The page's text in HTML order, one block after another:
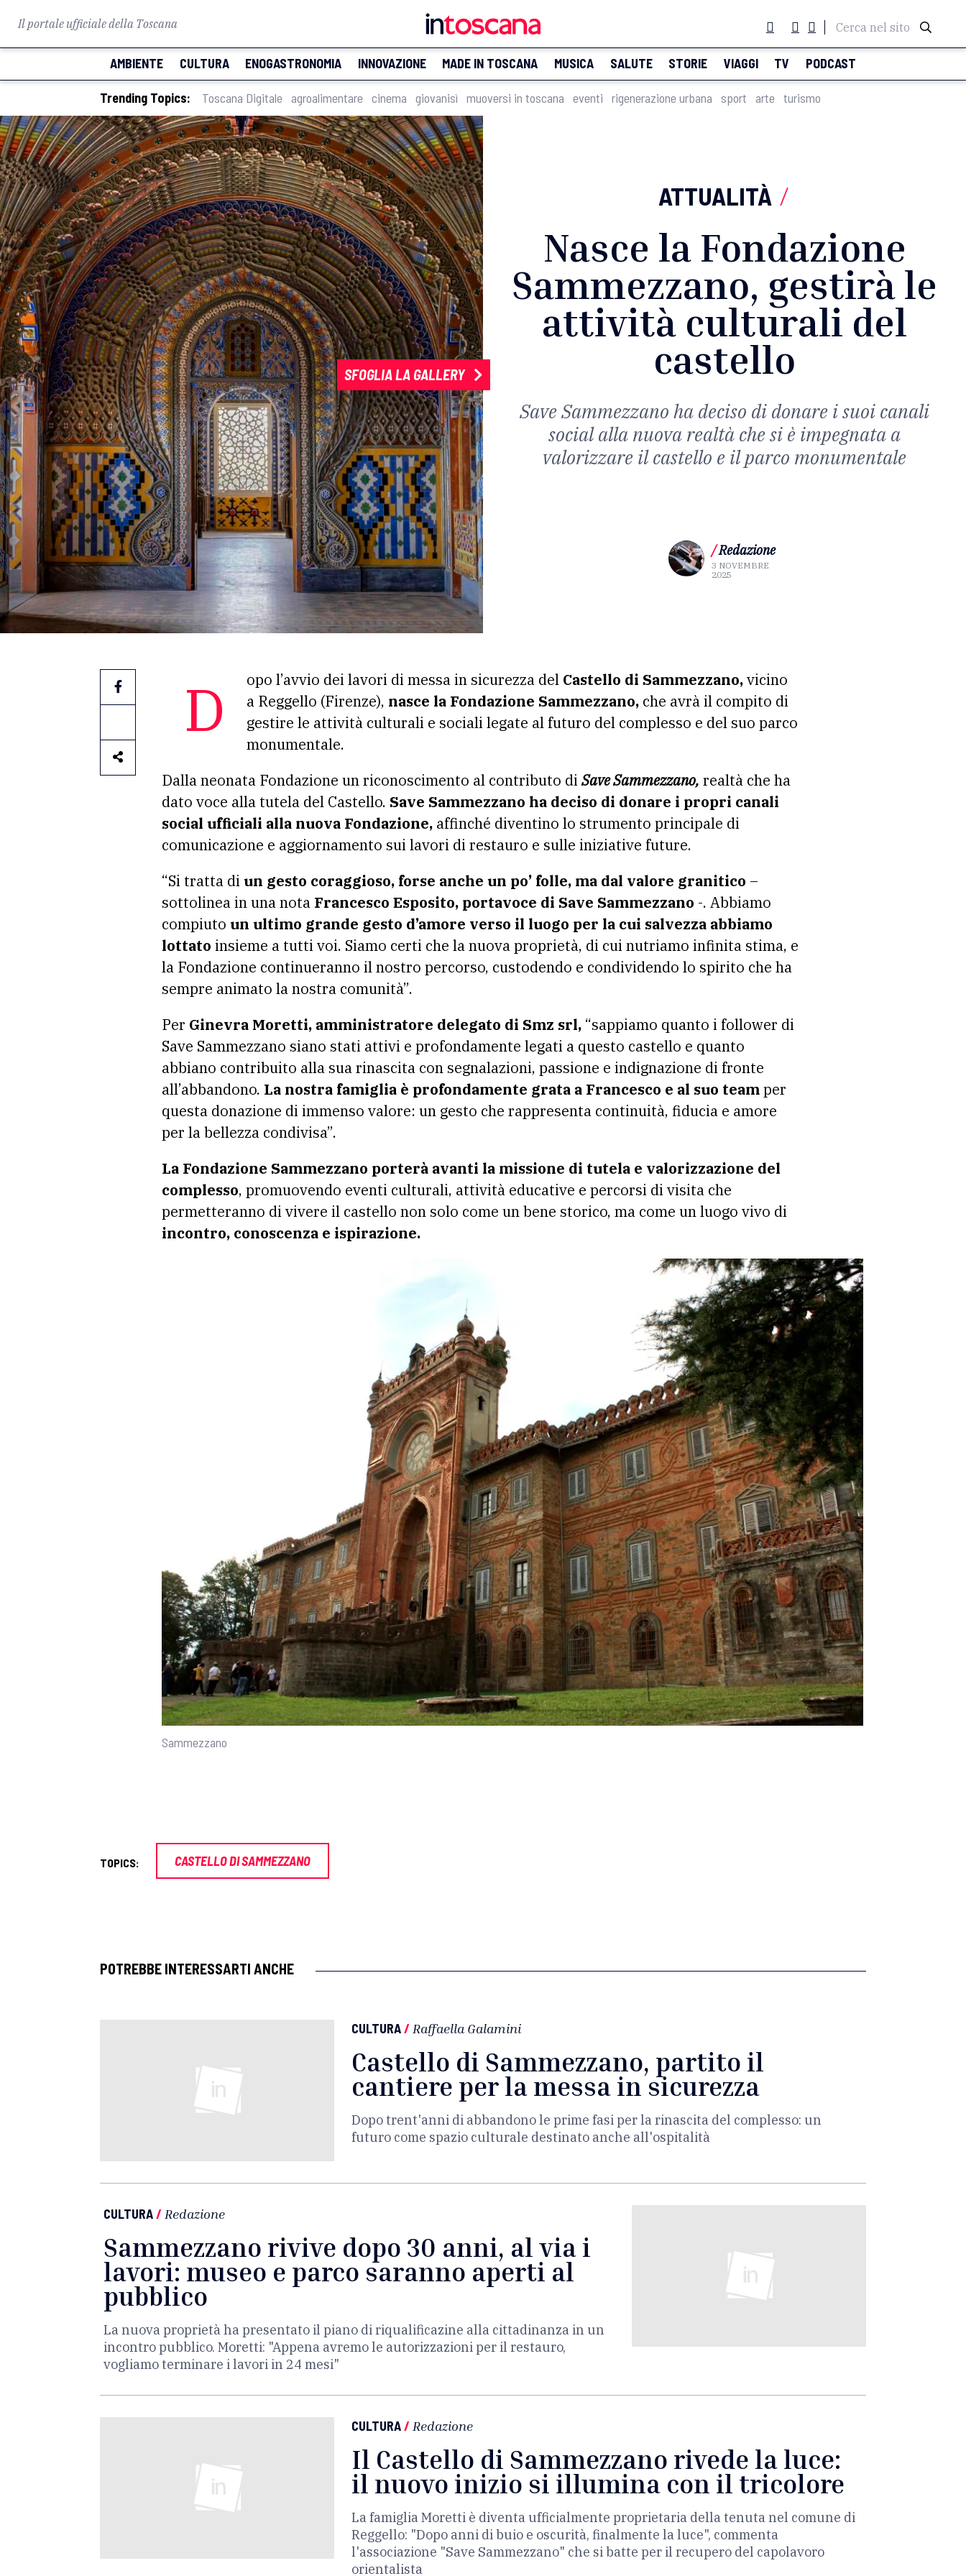
Il portale ufficiale della Toscana Cerca nel sito
AMBIENTE CULTURA ENOGASTRONOMIA INNOVAZIONE MADE IN TOSCANA MUSICA SALUTE STORIE VIAGGI TV PODCAST
Trending Topics: Toscana Digitale agroalimentare cinema giovanisì muoversi in toscana eventi rigenerazione urbana sport arte turismo
SFOGLIA LA GALLERY
ATTUALITÀ /
Nasce la Fondazione
Sammezzano, gestirà le
attività culturali del
castello
Save Sammezzano ha deciso di donare i suoi canali
social alla nuova realtà che si è impegnata a
valorizzare il castello e il parco monumentale
/Redazione
3 NOVEMBRE
2025
Dopo l’avvio dei lavori di messa in sicurezza del Castello di Sammezzano,vicino
a Reggello (Firenze), nasce la Fondazione Sammezzano, che avrà il compito di
gestire le attività culturali e sociali legate al futuro del complesso e del suo parco
monumentale.
Dalla neonata Fondazione un riconoscimento al contributo diSave Sammezzano, realtà che ha
dato voce alla tutela del Castello. Save Sammezzano ha deciso di donare i propri canali
social ufficiali alla nuova Fondazione, affinché diventino lo strumento principale di
comunicazione e aggiornamento sui lavori di restauro e sulle iniziative future.
“Si tratta di un gesto coraggioso, forse anche un po’ folle, ma dal valore granitico –
sottolinea in una nota Francesco Esposito, portavoce di Save Sammezzano -. Abbiamo
compiuto un ultimo grande gesto d’amore verso il luogo per la cui salvezza abbiamo
lottato insieme a tutti voi. Siamo certi che la nuova proprietà, di cui nutriamo infinita stima, e
la Fondazione continueranno il nostro percorso, custodendo e condividendo lo spirito che ha
sempre animato la nostra comunità”.
Per Ginevra Moretti, amministratore delegato di Smz srl, “sappiamo quanto i follower di
Save Sammezzano siano stati attivi e profondamente legati a questo castello e quanto
abbiano contribuito alla sua rinascita con segnalazioni, passione e indignazione di fronte
all’abbandono. La nostra famiglia è profondamente grata a Francesco e al suo teamper
questa donazione di immenso valore: un gesto che rappresenta continuità, fiducia e amore
per la bellezza condivisa”.
La Fondazione Sammezzano porterà avanti la missione di tutela e valorizzazione del
complesso, promuovendo eventi culturali, attività educative e percorsi di visita che
permetteranno di vivere il castello non solo come un bene storico, ma come un luogo vivo di
incontro, conoscenza e ispirazione.
Sammezzano
TOPICS: CASTELLO DI SAMMEZZANO
POTREBBE INTERESSARTI ANCHE
CULTURA/ Raffaella Galamini
Castello di Sammezzano, partito il
cantiere per la messa in sicurezza
Dopo trent'anni di abbandono le prime fasi per la rinascita del complesso: un
futuro come spazio culturale destinato anche all'ospitalità
CULTURA/ Redazione
Sammezzano rivive dopo 30 anni, al via i
lavori: museo e parco saranno aperti al
pubblico
La nuova proprietà ha presentato il piano di riqualificazine alla cittadinanza in un
incontro pubblico. Moretti: "Appena avremo le autorizzazioni per il restauro,
vogliamo terminare i lavori in 24 mesi"
CULTURA/ Redazione
Il Castello di Sammezzano rivede la luce:
il nuovo inizio si illumina con il tricolore
La famiglia Moretti è diventa ufficialmente proprietaria della tenuta nel comune di
Reggello: "Dopo anni di buio e oscurità, finalmente la luce", commenta
l'associazione "Save Sammezzano" che si batte per il recupero del capolavoro
orientalista